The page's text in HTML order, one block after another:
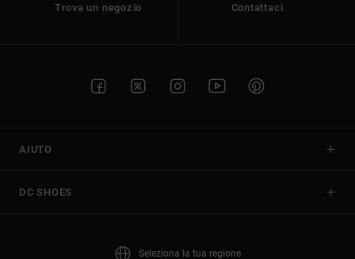
Trova un negozio Contattaci
AIUTO
DC SHOES
Seleziona la tua regione